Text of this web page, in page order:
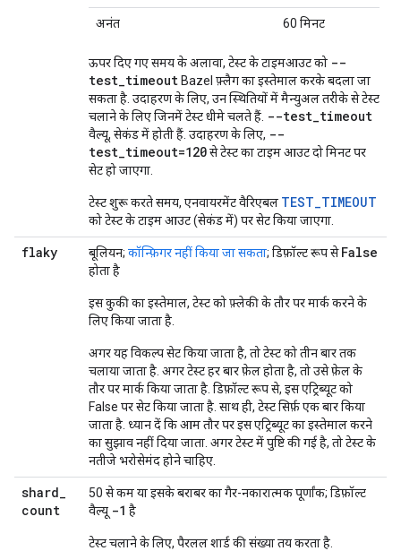
अनंत 60 मिनट
ऊपर दिए गए समय के अलावा, टेस्ट के टाइमआउट को --
test_timeout Bazel फ़्लैग का इस्तेमाल करके बदला जा
सकता है. उदाहरण के लिए, उन स्थितियों में मैन्युअल तरीके से टेस्ट
चलाने के लिए जिनमें टेस्ट धीमे चलते हैं. --test_timeout
वैल्यू, सेकंड में होती हैं. उदाहरण के लिए, --
test_timeout=120से टेस्ट का टाइम आउट दो मिनट पर
सेट हो जाएगा.
टेस्ट शुरू करते समय, एनवायरमेंट वैरिएबल TEST_TIMEOUT
को टेस्ट के टाइम आउट (सेकंड में) पर सेट किया जाएगा.
flaky बूलियन; कॉन्फ़िगर नहीं किया जा सकता; डिफ़ॉल्ट रूप सेFalse
होता है
इस कुकी का इस्तेमाल, टेस्ट को फ़्लेकी के तौर पर मार्क करने के
लिए किया जाता है.
अगर यह विकल्प सेट किया जाता है, तो टेस्ट को तीन बार तक
चलाया जाता है. अगर टेस्ट हर बार फ़ेल होता है, तो उसे फ़ेल के
तौर पर मार्क किया जाता है. डिफ़ॉल्ट रूप से, इस एट्रिब्यूट को
False पर सेट किया जाता है. साथ ही, टेस्ट सिर्फ़ एक बार किया
जाता है. ध्यान दें कि आम तौर पर इस एट्रिब्यूट का इस्तेमाल करने
का सुझाव नहीं दिया जाता. अगर टेस्ट में पुष्टि की गई है, तो टेस्ट के
नतीजे भरोसेमंद होने चाहिए.
shard_
count
50 से कम या इसके बराबर का गैर-नकारात्मक पूर्णांक; डिफ़ॉल्ट
वैल्यू -1 है
टेस्ट चलाने के लिए, पैरलल शार्ड की संख्या तय करता है.